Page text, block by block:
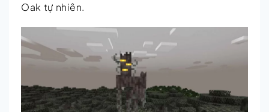
Oak tự nhiên.